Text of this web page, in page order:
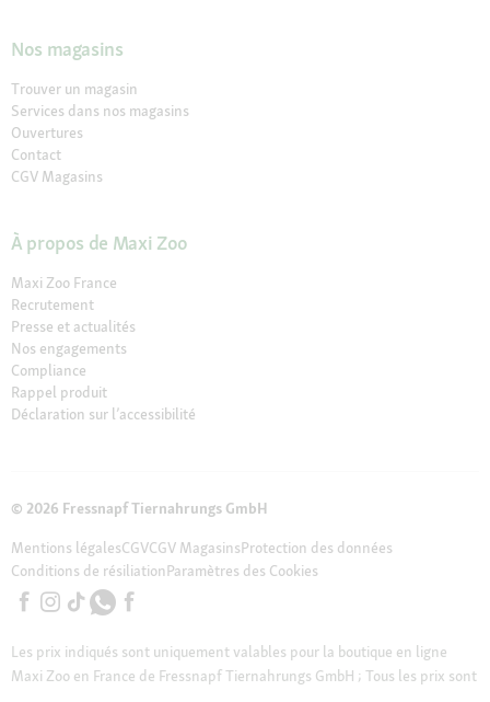
Nos magasins
Trouver un magasin
Services dans nos magasins
Ouvertures
Contact
CGV Magasins
À propos de Maxi Zoo
Maxi Zoo France
Recrutement
Presse et actualités
Nos engagements
Compliance
Rappel produit
Déclaration sur l’accessibilité
© 2026 Fressnapf Tiernahrungs GmbH
Mentions légalesCGVCGV MagasinsProtection des données
Conditions de résiliationParamètres des Cookies
Les prix indiqués sont uniquement valables pour la boutique en ligne
Maxi Zoo en France de Fressnapf Tiernahrungs GmbH ; Tous les prix sont